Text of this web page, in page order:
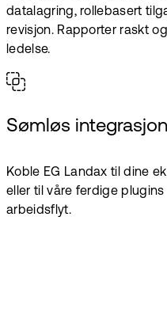
datalagring, rollebasert
revisjon. Rapporter raskt
ledelse.
Sømløs
Koble EG Landax til dine
eller til våre ferdige
arbeidsflyt.